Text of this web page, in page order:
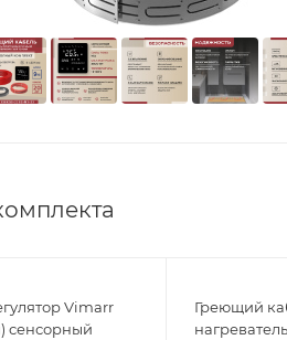
Vimarr
сенсорный
Греющий